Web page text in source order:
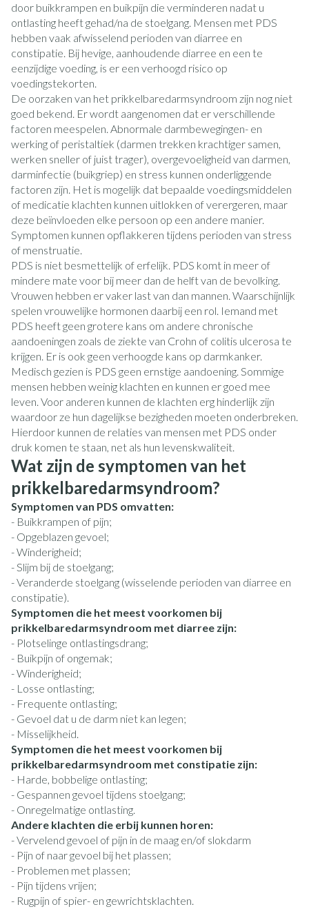
door buikkrampen en buikpijn die verminderen nadat u
ontlasting heeft gehad/na de stoelgang. Mensen met PDS
hebben vaak afwisselend perioden van diarree en
constipatie. Bij hevige, aanhoudende diarree en een te
eenzijdige voeding, is er een verhoogd risico op
voedingstekorten.
De oorzaken van het prikkelbaredarmsyndroom zijn nog niet
goed bekend. Er wordt aangenomen dat er verschillende
factoren meespelen. Abnormale darmbewegingen- en
werking of peristaltiek (darmen trekken krachtiger samen,
werken sneller of juist trager), overgevoeligheid van darmen,
darminfectie (buikgriep) en stress kunnen onderliggende
factoren zijn. Het is mogelijk dat bepaalde voedingsmiddelen
of medicatie klachten kunnen uitlokken of verergeren, maar
deze beïnvloeden elke persoon op een andere manier.
Symptomen kunnen opflakkeren tijdens perioden van stress
of menstruatie.
PDS is niet besmettelijk of erfelijk. PDS komt in meer of
mindere mate voor bij meer dan de helft van de bevolking.
Vrouwen hebben er vaker last van dan mannen. Waarschijnlijk
spelen vrouwelijke hormonen daarbij een rol. Iemand met
PDS heeft geen grotere kans om andere chronische
aandoeningen zoals de ziekte van Crohn of colitis ulcerosa te
krijgen. Er is ook geen verhoogde kans op darmkanker.
Medisch gezien is PDS geen ernstige aandoening. Sommige
mensen hebben weinig klachten en kunnen er goed mee
leven. Voor anderen kunnen de klachten erg hinderlijk zijn
waardoor ze hun dagelijkse bezigheden moeten onderbreken.
Hierdoor kunnen de relaties van mensen met PDS onder
druk komen te staan, net als hun levenskwaliteit.
Wat zijn de symptomen van het
prikkelbaredarmsyndroom?
Symptomen van PDS omvatten:
- Buikkrampen of pijn;
- Opgeblazen gevoel;
- Winderigheid;
- Slijm bij de stoelgang;
- Veranderde stoelgang (wisselende perioden van diarree en
constipatie).
Symptomen die het meest voorkomen bij
prikkelbaredarmsyndroom met diarree zijn:
- Plotselinge ontlastingsdrang;
- Buikpijn of ongemak;
- Winderigheid;
- Losse ontlasting;
- Frequente ontlasting;
- Gevoel dat u de darm niet kan legen;
- Misselijkheid.
Symptomen die het meest voorkomen bij
prikkelbaredarmsyndroom met constipatie zijn:
- Harde, bobbelige ontlasting;
- Gespannen gevoel tijdens stoelgang;
- Onregelmatige ontlasting.
Andere klachten die erbij kunnen horen:
- Vervelend gevoel of pijn in de maag en/of slokdarm
- Pijn of naar gevoel bij het plassen;
- Problemen met plassen;
- Pijn tijdens vrijen;
- Rugpijn of spier- en gewrichtsklachten.